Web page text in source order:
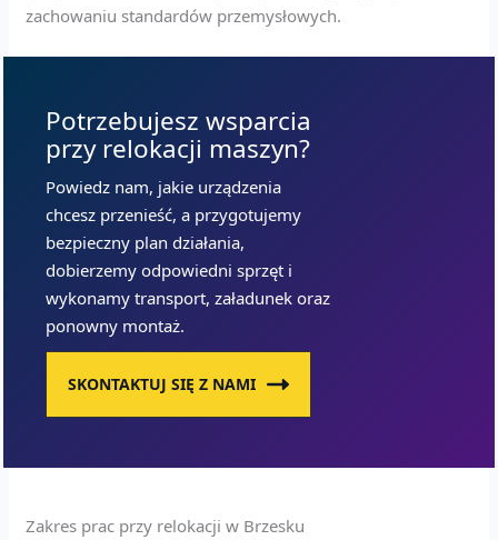
zachowaniu standardów przemysłowych.
Potrzebujesz wsparcia
przy relokacji maszyn?
Powiedz nam, jakie urządzenia
chcesz przenieść, a przygotujemy
bezpieczny plan działania,
dobierzemy odpowiedni sprzęt i
wykonamy transport, załadunek oraz
ponowny montaż.
SKONTAKTUJ SIĘ Z NAMI
Zakres prac przy relokacji w Brzesku